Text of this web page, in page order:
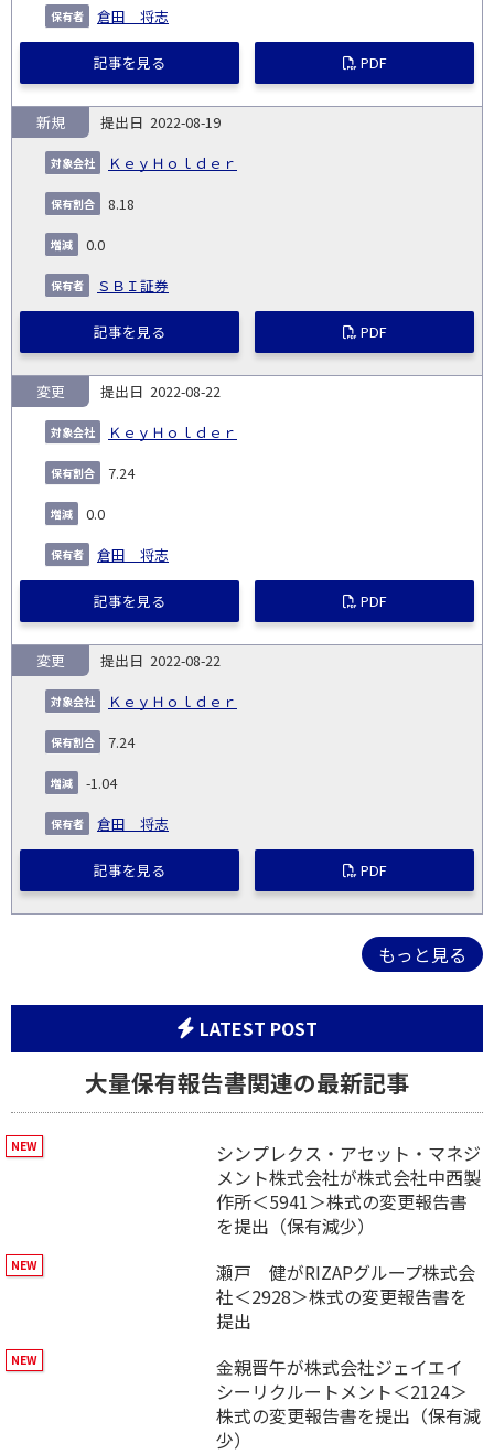
倉田 将志
記事を見る PDF
2022-08-19
ＫｅｙＨｏｌｄｅｒ
新規
8.18
0.0
ＳＢＩ証券
記事を見る PDF
2022-08-22
ＫｅｙＨｏｌｄｅｒ
変更
7.24
0.0
倉田 将志
記事を見る PDF
2022-08-22
ＫｅｙＨｏｌｄｅｒ
変更
7.24
-1.04
倉田 将志
記事を見る PDF
もっと見る
LATEST POST
大量保有報告書関連の最新記事
シンプレクス・アセット・マネジ
メント株式会社が株式会社中西製
作所＜5941＞株式の変更報告書
を提出（保有減少）
瀬戸 健がRIZAPグループ株式会
社＜2928＞株式の変更報告書を
提出
金親晋午が株式会社ジェイエイ
シーリクルートメント＜2124＞
株式の変更報告書を提出（保有減
少）